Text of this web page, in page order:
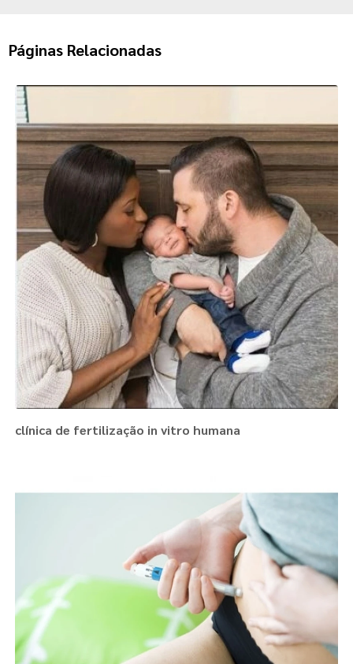
Páginas Relacionadas
clínica de fertilização in vitro humana